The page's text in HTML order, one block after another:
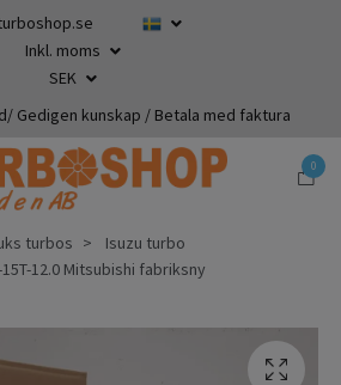
Inkl. moms
SEK
Gedigen kunskap / Betala med faktura
0
turbos
Isuzu turbo
15T-12.0 Mitsubishi fabriksny